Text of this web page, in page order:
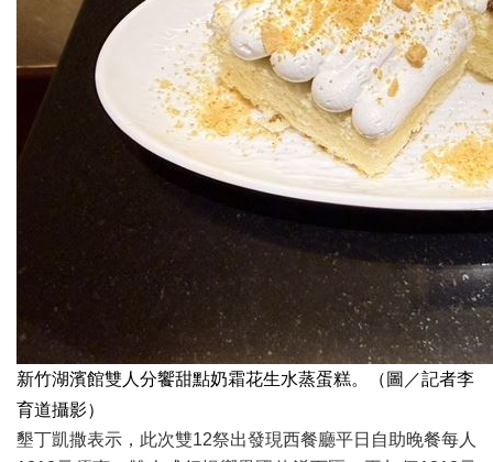
新竹湖濱館雙人分饗甜點奶霜花生水蒸蛋糕。（圖／記者李
育道攝影）
墾丁凱撒表示，此次雙12祭出發現西餐廳平日自助晚餐每人